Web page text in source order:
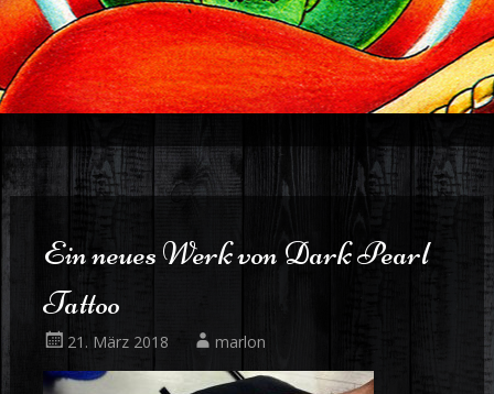
Ein neues Werk von Dark Pearl
Tattoo
21. März 2018 marlon